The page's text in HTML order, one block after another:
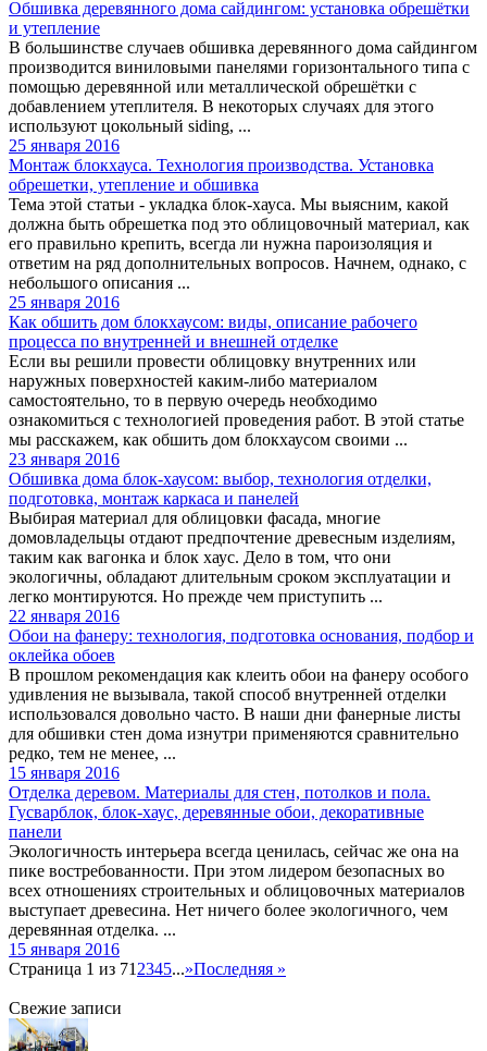
Обшивка деревянного дома сайдингом: установка обрешётки
и утепление
В большинстве случаев обшивка деревянного дома сайдингом
производится виниловыми панелями горизонтального типа с
помощью деревянной или металлической обрешётки с
добавлением утеплителя. В некоторых случаях для этого
используют цокольный siding, ...
25 января 2016
Монтаж блокхауса. Технология производства. Установка
обрешетки, утепление и обшивка
Тема этой статьи - укладка блок-хауса. Мы выясним, какой
должна быть обрешетка под это облицовочный материал, как
его правильно крепить, всегда ли нужна пароизоляция и
ответим на ряд дополнительных вопросов. Начнем, однако, с
небольшого описания ...
25 января 2016
Как обшить дом блокхаусом: виды, описание рабочего
процесса по внутренней и внешней отделке
Если вы решили провести облицовку внутренних или
наружных поверхностей каким-либо материалом
самостоятельно, то в первую очередь необходимо
ознакомиться с технологией проведения работ. В этой статье
мы расскажем, как обшить дом блокхаусом своими ...
23 января 2016
Обшивка дома блок-хаусом: выбор, технология отделки,
подготовка, монтаж каркаса и панелей
Выбирая материал для облицовки фасада, многие
домовладельцы отдают предпочтение древесным изделиям,
таким как вагонка и блок хаус. Дело в том, что они
экологичны, обладают длительным сроком эксплуатации и
легко монтируются. Но прежде чем приступить ...
22 января 2016
Обои на фанеру: технология, подготовка основания, подбор и
оклейка обоев
В прошлом рекомендация как клеить обои на фанеру особого
удивления не вызывала, такой способ внутренней отделки
использовался довольно часто. В наши дни фанерные листы
для обшивки стен дома изнутри применяются сравнительно
редко, тем не менее, ...
15 января 2016
Отделка деревом. Материалы для стен, потолков и пола.
Гусварблок, блок-хаус, деревянные обои, декоративные
панели
Экологичность интерьера всегда ценилась, сейчас же она на
пике востребованности. При этом лидером безопасных во
всех отношениях строительных и облицовочных материалов
выступает древесина. Нет ничего более экологичного, чем
деревянная отделка. ...
15 января 2016
Страница 1 из 71 2345...»Последняя »
Свежие записи